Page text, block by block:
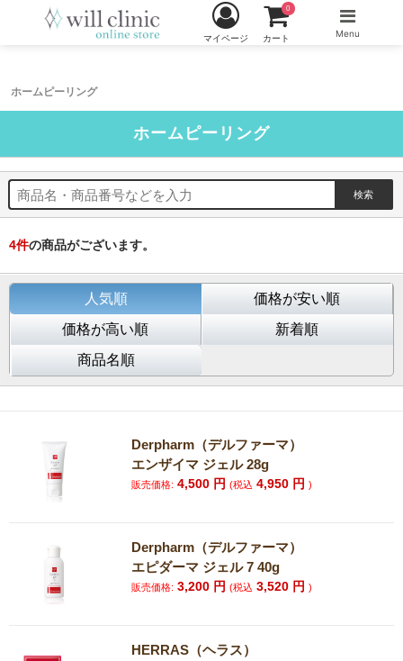
ホームピーリング
マイページ カート
0
Menu
ホームピーリング
4件の商品がございます。
人気順
価格が安い順
価格が高い順
新着順
商品名順
Derpharm（デルファーマ）
エンザイマ ジェル 28g
販売価格: 4,500 円(税込 4,950 円)
Derpharm（デルファーマ）
エピダーマ ジェル 7 40g
販売価格: 3,200 円(税込 3,520 円)
HERRAS（ヘラス）